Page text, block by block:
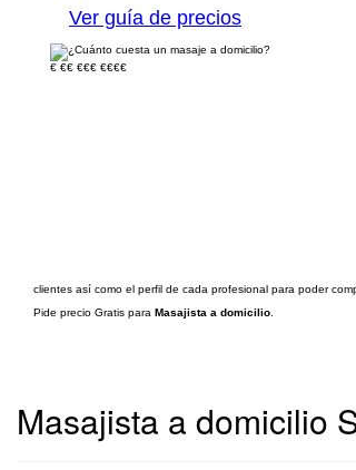
Ver guía de precios
€ €€ €€€ €€€€
clientes así como el perfil de cada profesional para poder
Pide precio Gratis para Masajista a domicilio
Masajista a domicilio